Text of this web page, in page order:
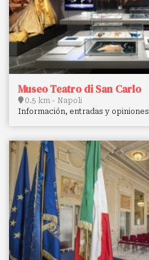
Museo Teatro di San Carlo
0.5 km - Napoli
Información, entradas y opiniones